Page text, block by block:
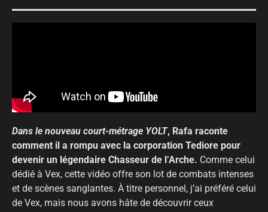
Dans le nouveau court-métrage YOLT, Rafa raconte
comment il a rompu avec la corporation Tediore pour
devenir un légendaire Chasseur de l’Arche. Comme celui
dédié à Vex, cette vidéo offre son lot de combats intenses
et de scènes sanglantes. À titre personnel, j’ai préféré celui
de Vex, mais nous avons hâte de découvrir ceux